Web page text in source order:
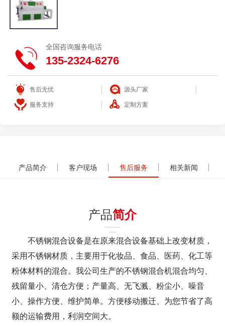
全国咨询服务电话
135-2324-6276
售后无忧 源头厂家
服务支持 定制方案
产品简介 客户现场 售后服务 相关新闻
产品简介
不锈钢混合设备是在原来混合设备基础上改变材质，
采用不锈钢材质，主要用于化妆品、食品、医药、化工等
粉体材料的混合。我公司生产的不锈钢混合机混合均匀、
残留量小、清仓方便；产量高、无飞溅、粉尘小、噪音
小、操作方便、维护简单。方便移动搬迁、为您节省了高
额的运输费用，利润空间大。